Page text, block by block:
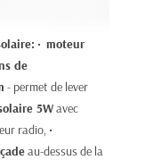
• moteur
de
- permet de lever
5Wavec
radio, •
au-dessus de la